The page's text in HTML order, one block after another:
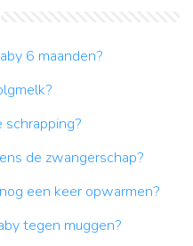
6 maanden?
de zwangerschap?
een keer opwarmen?
tegen muggen?